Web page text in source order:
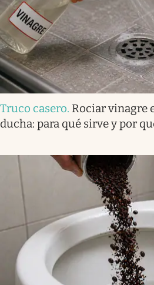
Truco casero. Rociar vinagre
ducha: para qué sirve y por